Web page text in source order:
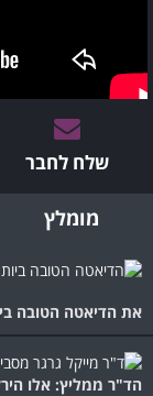
שלח לחבר
מומלץ
את הדיאטה הטובה
הד"ר ממליץ: אלו